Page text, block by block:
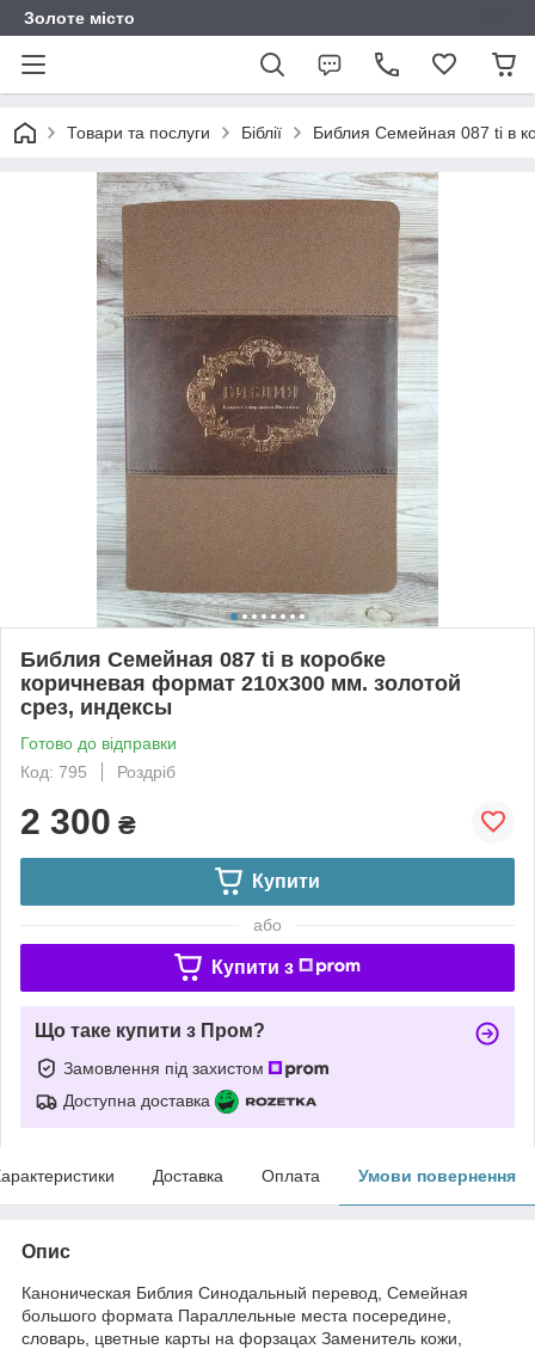
Золоте місто
Товари та послуги Біблії Библия Семейная 087 ti в
Библия Семейная 087 ti в коробке
коричневая формат 210х300 мм. золотой
срез, индексы
Готово до відправки
Код: 795
Роздріб
2 300 ₴
Купити
або
Купити з
Що таке купити з Пром?
Замовлення під захистом
Доступна доставка
Доставка Оплата Умови повернення
Опис
Каноническая Библия Синодальный перевод, Семейная
большого формата Параллельные места посередине,
словарь, цветные карты на форзацах Заменитель кожи,